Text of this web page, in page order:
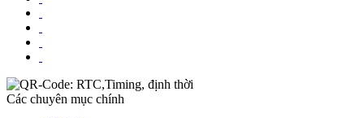
Các chuyên mục chính